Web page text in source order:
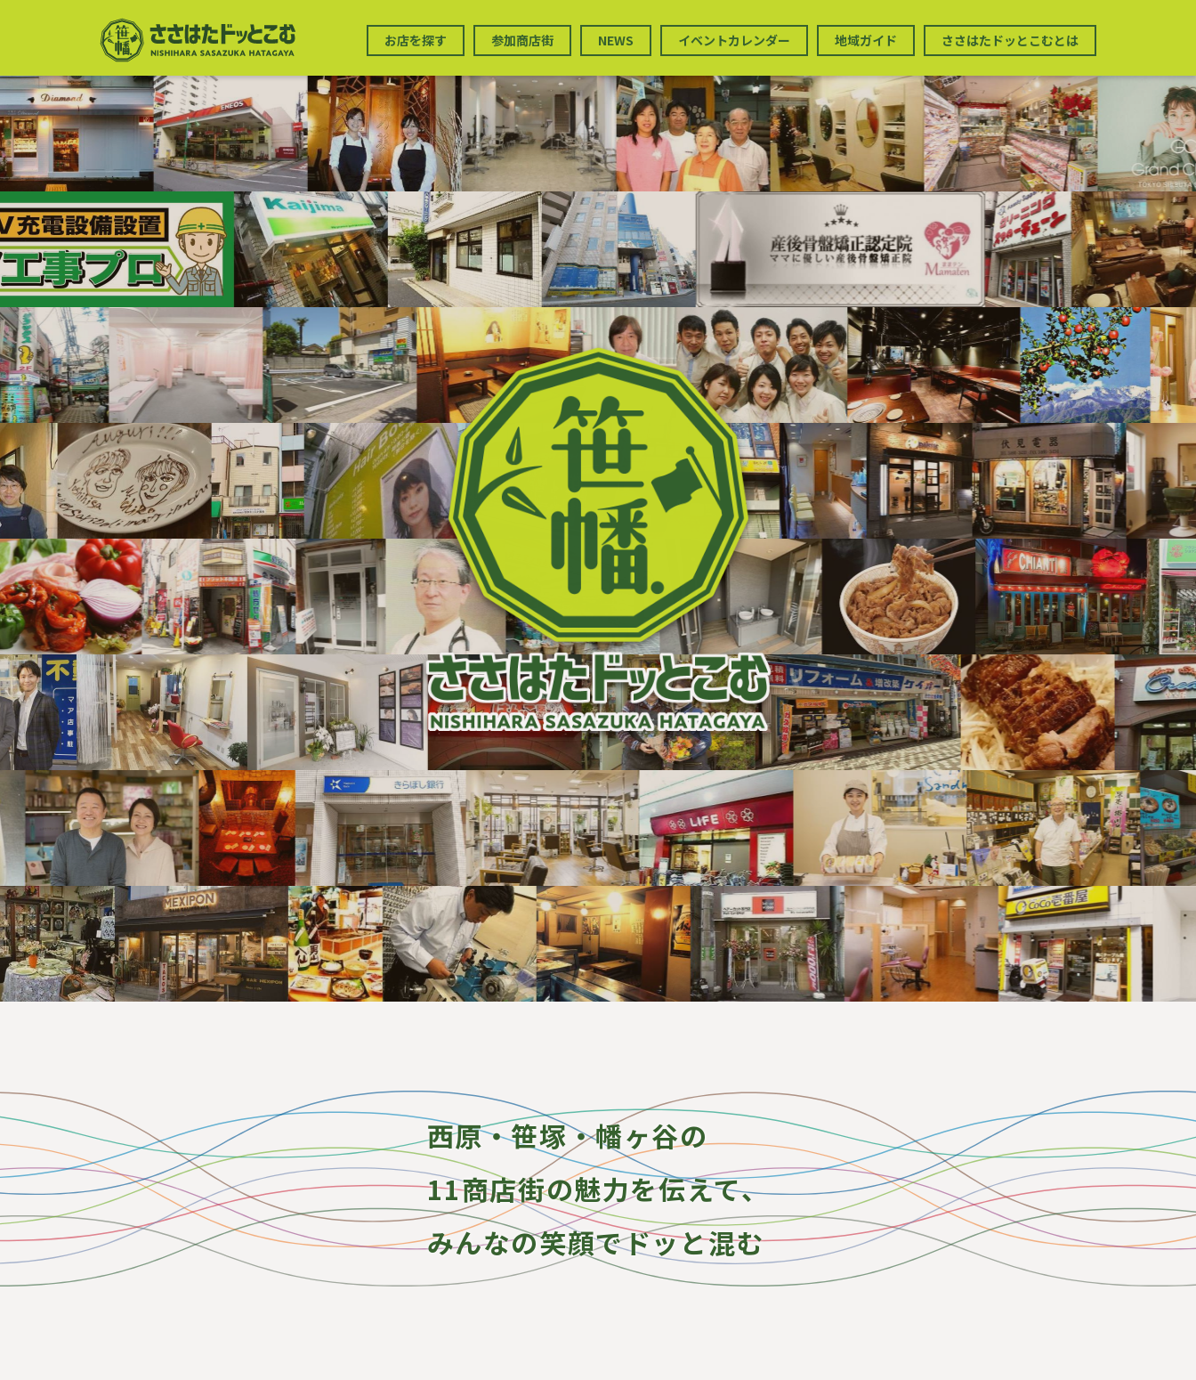
ン
テ
ン
ツ
に
移
動
メ
ナ
ビ
ゲ
ー
シ
ョ
ン
お店を探す 参加商店街 NEWS イベントカレンダー 地域ガイド ささはたドッとこむとは
西原・笹塚・幡ヶ谷の
11商店街の魅力を伝えて、
みんなの笑顔でドッと混む